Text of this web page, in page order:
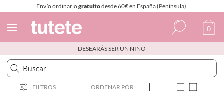
Envío ordinariogratuitodesde 60€ en España (Península).
Español
Italiano
Inglés
0
DESEARÁS SER UN NIÑO
FILTROS ORDENAR POR